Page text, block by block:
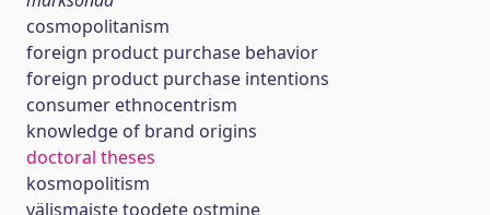
cosmopolitanism
foreign product purchase behavior
foreign product purchase intentions
consumer ethnocentrism
knowledge of brand origins
doctoral theses
kosmopolitism
välismaiste toodete ostmine